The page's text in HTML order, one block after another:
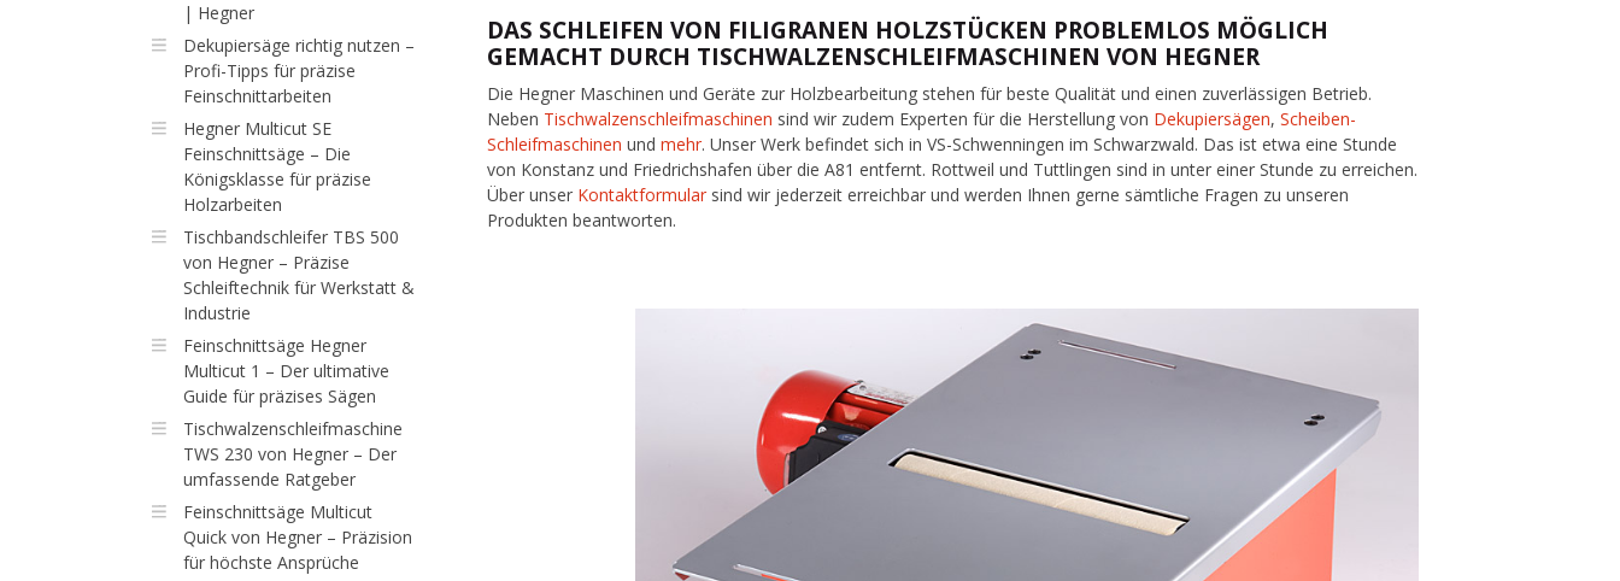
| Hegner
Dekupiersäge richtig nutzen –
Profi-Tipps für präzise
Feinschnittarbeiten
Hegner Multicut SE
Feinschnittsäge – Die
Königsklasse für präzise
Holzarbeiten
Tischbandschleifer TBS 500
von Hegner – Präzise
Schleiftechnik für Werkstatt &
Industrie
Feinschnittsäge Hegner
Multicut 1 – Der ultimative
Guide für präzises Sägen
Tischwalzenschleifmaschine
TWS 230 von Hegner – Der
umfassende Ratgeber
Feinschnittsäge Multicut
Quick von Hegner – Präzision
für höchste Ansprüche
DAS SCHLEIFEN VON FILIGRANEN HOLZSTÜCKEN PROBLEMLOS MÖGLICH
GEMACHT DURCH TISCHWALZENSCHLEIFMASCHINEN VON HEGNER
Die Hegner Maschinen und Geräte zur Holzbearbeitung stehen für beste Qualität und einen zuverlässigen Betrieb.
Neben Tischwalzenschleifmaschinen sind wir zudem Experten für die Herstellung von Dekupiersägen,Scheiben-
Schleifmaschinen undmehr. Unser Werk befindet sich in VS-Schwenningen im Schwarzwald. Das ist etwa eine Stunde
von Konstanz und Friedrichshafen über die A81 entfernt. Rottweil und Tuttlingen sind in unter einer Stunde zu erreichen.
Über unser Kontaktformular sind wir jederzeit erreichbar und werden Ihnen gerne sämtliche Fragen zu unseren
Produkten beantworten.